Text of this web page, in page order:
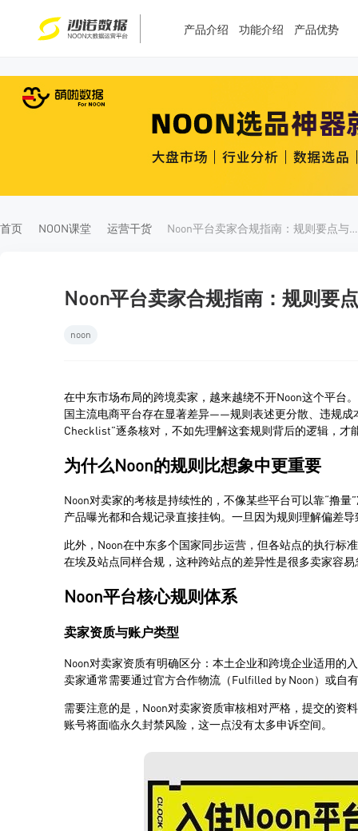
产品介绍 功能介绍 产品优势
首页 NOON课堂 运营干货 Noon平台卖家合规指南：规则要点与常见误区解析
Noon平台卖家合规指南：规则要
noon